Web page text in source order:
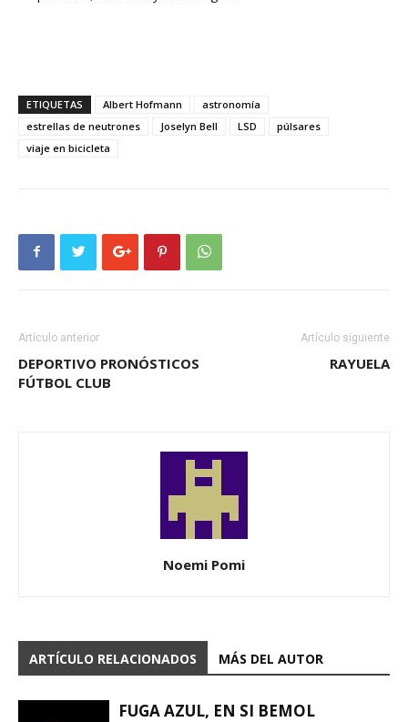
ETIQUETAS Albert Hofmann
astronomía
estrellas de neutrones
Joselyn Bell LSD
púlsares
viaje en bicicleta
Artículo anterior
DEPORTIVO PRONÓSTICOS
FÚTBOL CLUB
Artículo siguiente
RAYUELA
Noemi Pomi
ARTÍCULO RELACIONADOS MÁS DEL AUTOR
FUGA AZUL, EN SI BEMOL